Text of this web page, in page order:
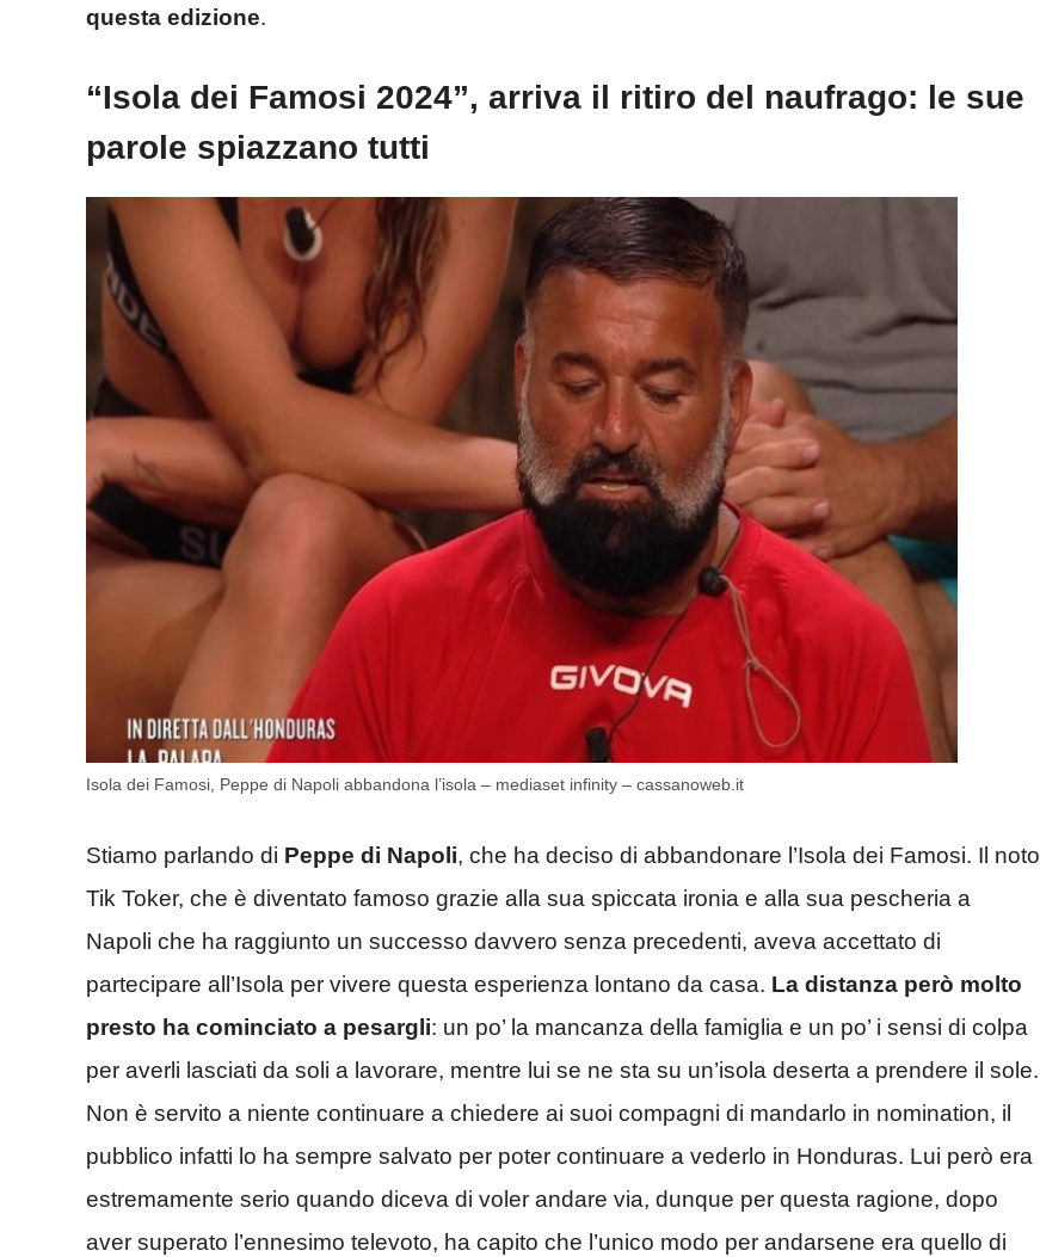
questa edizione.
“Isola dei Famosi 2024”, arriva il ritiro del naufrago: le sue
parole spiazzano tutti
Isola dei Famosi, Peppe di Napoli abbandona l’isola – mediaset infinity – cassanoweb.it
Stiamo parlando di Peppe di Napoli, che ha deciso di abbandonare l’Isola dei Famosi. Il noto
Tik Toker, che è diventato famoso grazie alla sua spiccata ironia e alla sua pescheria a
Napoli che ha raggiunto un successo davvero senza precedenti, aveva accettato di
partecipare all’Isola per vivere questa esperienza lontano da casa. La distanza però molto
presto ha cominciato a pesargli: un po’ la mancanza della famiglia e un po’ i sensi di colpa
per averli lasciati da soli a lavorare, mentre lui se ne sta su un’isola deserta a prendere il sole.
Non è servito a niente continuare a chiedere ai suoi compagni di mandarlo in nomination, il
pubblico infatti lo ha sempre salvato per poter continuare a vederlo in Honduras. Lui però era
estremamente serio quando diceva di voler andare via, dunque per questa ragione, dopo
aver superato l’ennesimo televoto, ha capito che l’unico modo per andarsene era quello di